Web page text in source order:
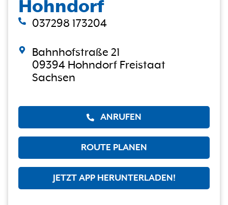
Hohndorf
037298 173204
Bahnhofstraße 21
09394 Hohndorf Freistaat
Sachsen
ANRUFEN
ROUTE PLANEN
JETZT APP HERUNTERLADEN!